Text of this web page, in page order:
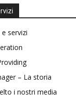
servizi
– La storia
i nostri media